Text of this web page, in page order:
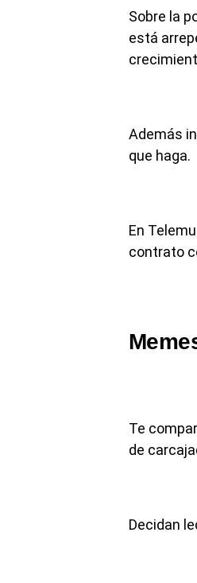
Sobre la
está
Además
que haga.
En
contrato
Te
de
Decidan